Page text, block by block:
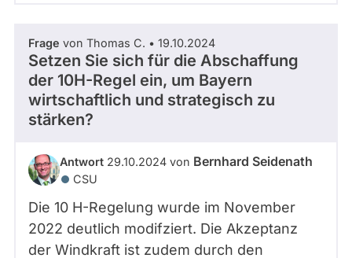
Frage von Thomas C. • 19.10.2024
Setzen Sie sich für die Abschaffung
der 10H-Regel ein, um Bayern
wirtschaftlich und strategisch zu
stärken?
Antwort 29.10.2024 von Bernhard Seidenath
CSU
Die 10 H-Regelung wurde im November
2022 deutlich modifziert. Die Akzeptanz
der Windkraft ist zudem durch den